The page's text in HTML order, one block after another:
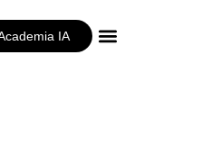
IA